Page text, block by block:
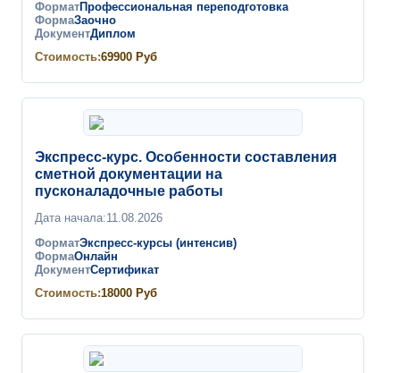
ФорматПрофессиональная переподготовка
ФормаЗаочно
ДокументДиплом
Стоимость:69900 Руб
Экспресс-курс. Особенности составления
сметной документации на
пусконаладочные работы
Дата начала:11.08.2026
ФорматЭкспресс-курсы (интенсив)
ФормаОнлайн
ДокументСертификат
Стоимость:18000 Руб